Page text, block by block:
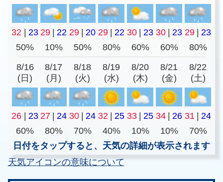
32 | 23 29 | 22 29 | 20 29 | 22 30 | 23 30 | 23 29 | 23
50%
10% 50% 80% 60% 60% 80%
8/16
(日)
8/17
(月)
8/18
(火)
8/19
(水)
8/20
(木)
8/21
(金)
8/22
(土)
26 | 23 27 | 24 30 | 24 32 | 25 33 | 25 34 | 26 31 | 24
60%
80% 70% 40% 10% 10%
70%
日付をタップすると、天気の詳細が表示されます
天気アイコンの意味について